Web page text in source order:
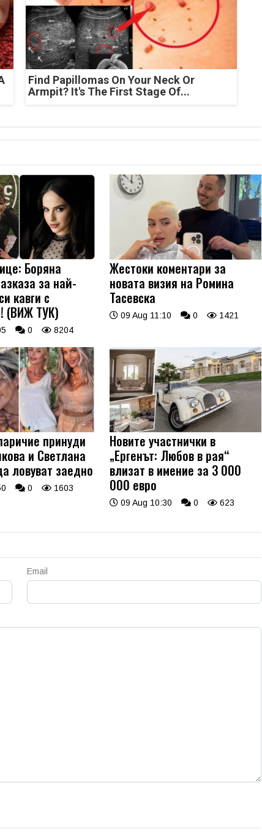
Find Papillomas On Your Neck Or
Armpit? It's The First Stage Of...
Боряна
за най-
кавги с
(ВИЖ ТУК)
0 8204
Жестоки коментари за
новата визия на Ромина
Тасевска
09 Aug 11:10 0 1421
принуди
и Светлана
ловуват заедно
0 1603
Новите участнички в
„Ергенът: Любов в рая“
влизат в имение за 3 000
000 евро
09 Aug 10:30 0 623
Email